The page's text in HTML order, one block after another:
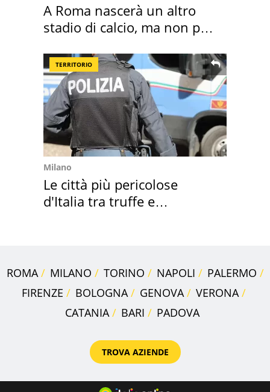
A Roma nascerà un altro
stadio di calcio, ma non per
TERRITORIO
Milano
Le città più pericolose
d'Italia tra truffe e
ROMA MILANO TORINO NAPOLI
PALERMO
FIRENZE
BOLOGNA GENOVA
VERONA
CATANIA
BARI PADOVA
TROVA AZIENDE